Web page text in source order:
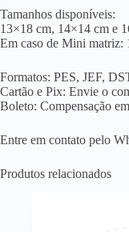
Tamanhos disponíveis:
13×18 cm, 14×14 cm e
Em caso de Mini matriz:
Formatos: PES, JEF,
Cartão e Pix: Envie o
Boleto: Compensação
Entre em contato pelo
Produtos relacionados